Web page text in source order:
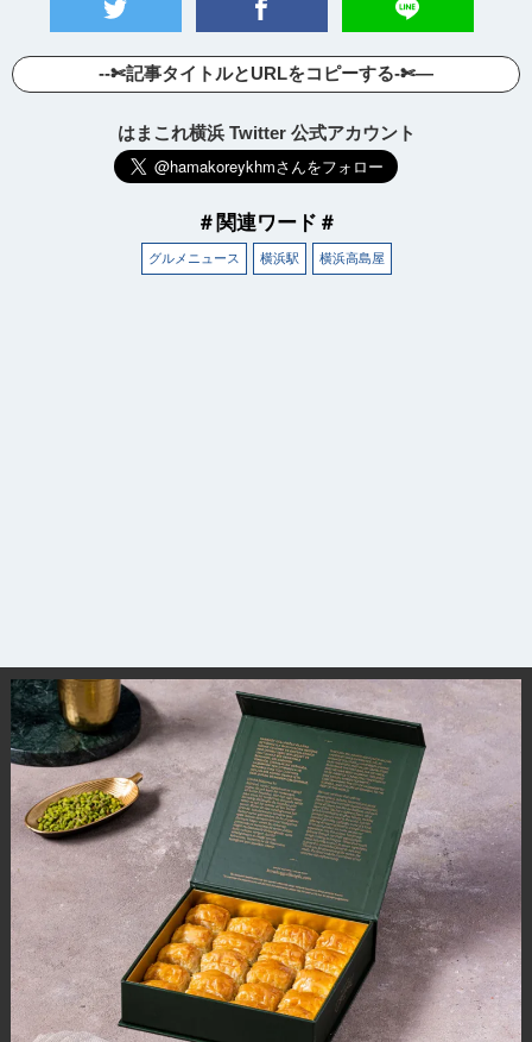
--✄記事タイトルとURLをコピーする-✄—
はまこれ横浜 Twitter 公式アカウント
＃関連ワード＃
グルメニュース 横浜駅 横浜高島屋